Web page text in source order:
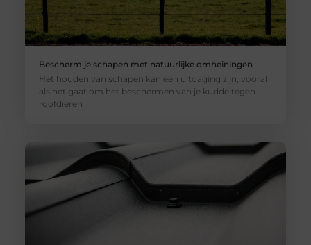
Bescherm je schapen met natuurlijke omheiningen
Het houden van schapen kan een uitdaging zijn, vooral
als het gaat om het beschermen van je kudde tegen
roofdieren